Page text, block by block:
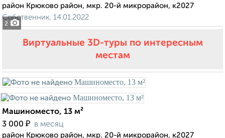
2
район Крюково район, мкр. 20-й микрорайон, к2027
Собственник, 14.01.2022
Виртуальные 3D-туры по интересным
местам
Машиноместо, 13 м²
3 000 ₽ в месяц
район Крюково район, мкр. 20-й микрорайон, к2027